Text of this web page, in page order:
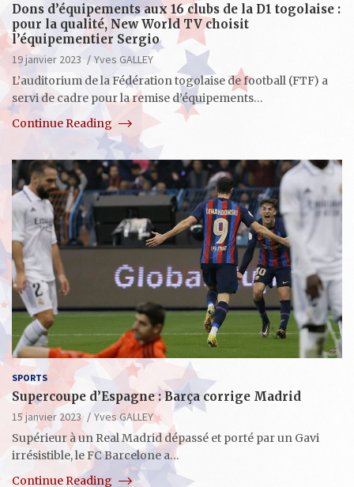
Dons d’équipements aux 16 clubs de la D1 togolaise :
pour la qualité, New World TV choisit
l’équipementier Sergio
19 janvier 2023
Yves GALLEY
L’auditorium de la Fédération togolaise de football (FTF) a
servi de cadre pour la remise d’équipements…
Continue Reading
SPORTS
Supercoupe d’Espagne : Barça corrige Madrid
15 janvier 2023
Yves GALLEY
Supérieur à un Real Madrid dépassé et porté par un Gavi
irrésistible, le FC Barcelone a…
Continue Reading